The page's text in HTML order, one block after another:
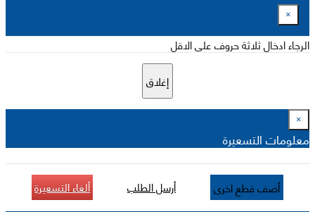
×
الرجاء ادخال ثلاثة حروف على الاقل
إغلاق
×
معلومات التسعيرة
أضف قطع اخرى أرسل الطلب ألغاء التسعيرة